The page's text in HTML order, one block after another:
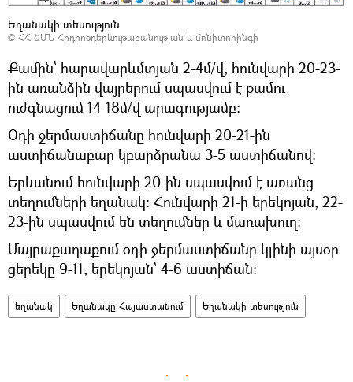
Եղանակի տեսություն
© ՀՀ ՇՄՆ Հիդրոօդերևութաբանության և մոնիտորինգի
Քամին՝ հարավարևմտյան 2-4մ/վ, հունվարի 20-23-
ին առանձին վայրերում սպասվում է քամու
ուժգնացում 14-18մ/վ արագությամբ:
Օդի ջերմաստիճանը հունվարի 20-21-ին
աստիճանաբար կբարձրանա 3-5 աստիճանով։
Երևանում հունվարի 20-ին սպասվում է առանց
տեղումների եղանակ։ Հունվարի 21-ի երեկոյան, 22-
23-ին սպասվում են տեղումներ և մառախուղ։
Մայրաքաղաքում օդի ջերմաստիճանը կլինի այսօր
ցերեկը 9-11, երեկոյան՝ 4-6 աստիճան։
եղանակ Եղանակը Հայաստանում Եղանակի տեսություն